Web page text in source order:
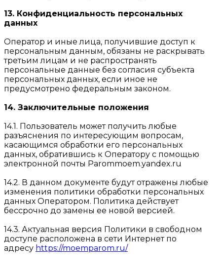
13. Конфиденциальность персональных
данных
Оператор и иные лица, получившие доступ к
персональным данным, обязаны не раскрывать
третьим лицам и не распространять
персональные данные без согласия субъекта
персональных данных, если иное не
предусмотрено федеральным законом.
14. Заключительные положения
14.1. Пользователь может получить любые
разъяснения по интересующим вопросам,
касающимся обработки его персональных
данных, обратившись к Оператору с помощью
электронной почты Parommoem.yandex.ru
14.2. В данном документе будут отражены любые
изменения политики обработки персональных
данных Оператором. Политика действует
бессрочно до замены ее новой версией.
14.3. Актуальная версия Политики в свободном
доступе расположена в сети Интернет по
адресу https://moemparom.ru/